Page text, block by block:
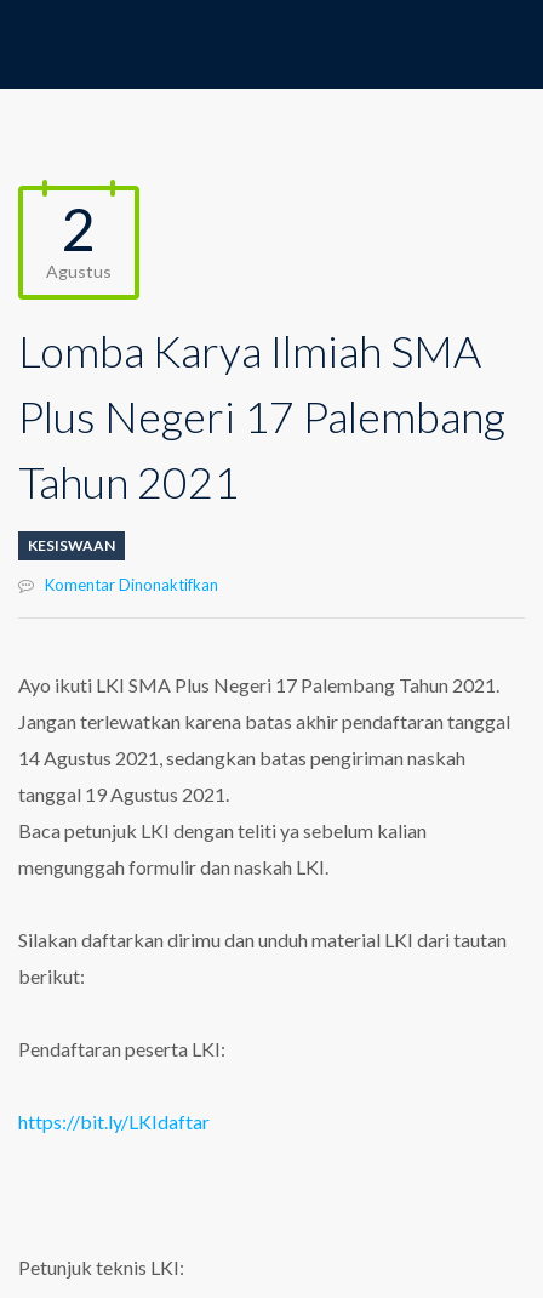
2
Agustus
Lomba Karya Ilmiah SMA
Plus Negeri 17 Palembang
Tahun 2021
KESISWAAN
Komentar Dinonaktifkan
SMA
Negeri
17
Tahun
2021
Ayo ikuti LKI SMA Plus Negeri 17 Palembang Tahun 2021.
Jangan terlewatkan karena batas akhir pendaftaran tanggal
14 Agustus 2021, sedangkan batas pengiriman naskah
tanggal 19 Agustus 2021.
Baca petunjuk LKI dengan teliti ya sebelum kalian
mengunggah formulir dan naskah LKI.
Silakan daftarkan dirimu dan unduh material LKI dari tautan
berikut:
Pendaftaran peserta LKI:
https://bit.ly/LKIdaftar
Petunjuk teknis LKI: